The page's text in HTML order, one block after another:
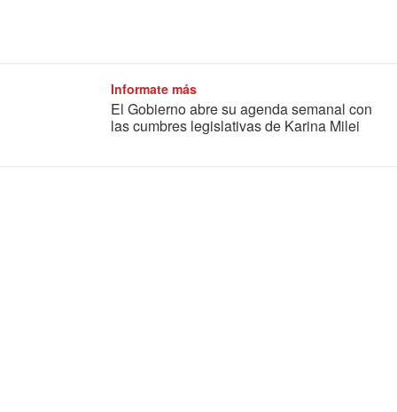
Informate más
El Gobierno abre su agenda semanal con
las cumbres legislativas de Karina Milei